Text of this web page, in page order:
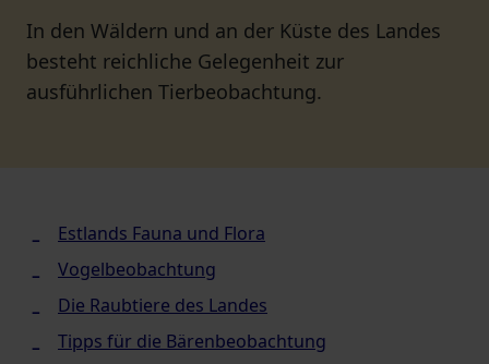
In den Wäldern und an der Küste des Landes
besteht reichliche Gelegenheit zur
ausführlichen Tierbeobachtung.
Estlands Fauna und Flora
Vogelbeobachtung
Die Raubtiere des Landes
Tipps für die Bärenbeobachtung